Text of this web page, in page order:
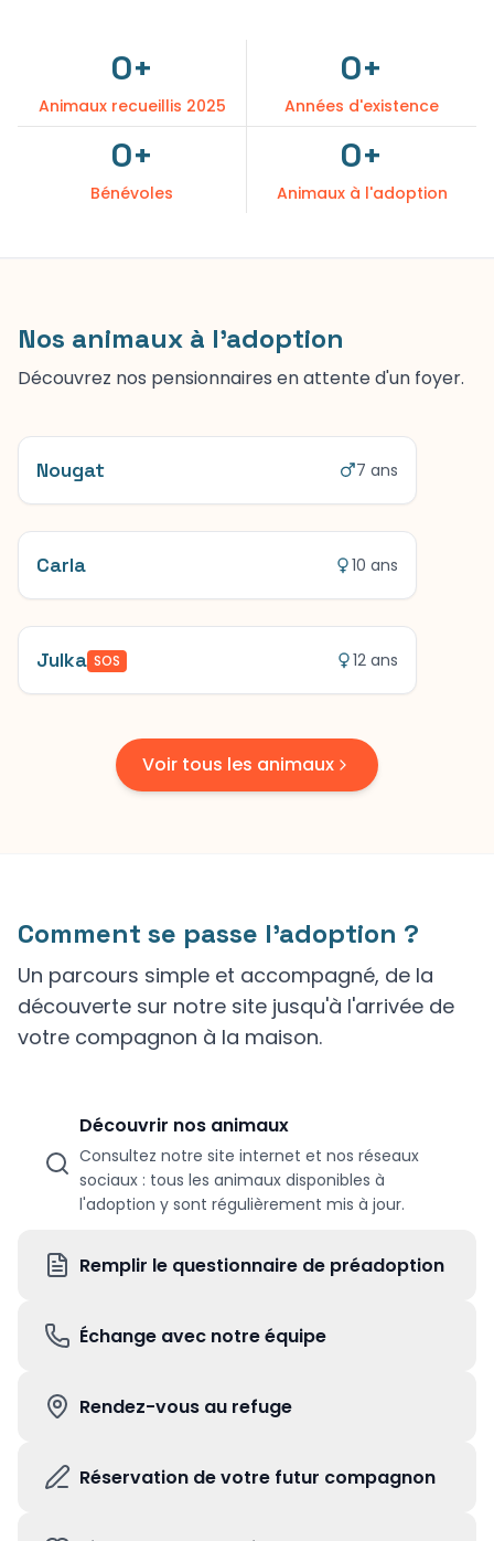
0+
Animaux recueillis 2025
0+
Années d'existence
0+
Bénévoles
0+
Animaux à l'adoption
Nos animaux à l'adoption
Découvrez nos pensionnaires en attente d'un foyer.
Nougat 7 ans
Carla 10 ans
Julka SOS 12 ans
Voir tous les animaux
Comment se passe l'adoption ?
Un parcours simple et accompagné, de la
découverte sur notre site jusqu'à l'arrivée de
votre compagnon à la maison.
Découvrir nos animaux
Consultez notre site internet et nos réseaux
sociaux : tous les animaux disponibles à
l'adoption y sont régulièrement mis à jour.
Remplir le questionnaire de préadoption
Échange avec notre équipe
Rendez-vous au refuge
Réservation de votre futur compagnon